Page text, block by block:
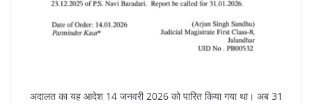
अदालत का यह आदेश 14 जनवरी 2026 को पारित किया गया था। अब 31